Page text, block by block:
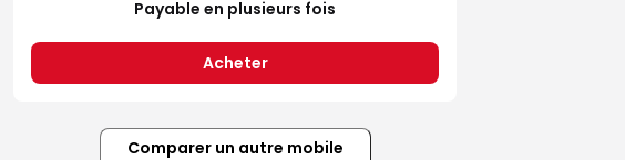
Payable en plusieurs fois
Acheter
Comparer un autre mobile